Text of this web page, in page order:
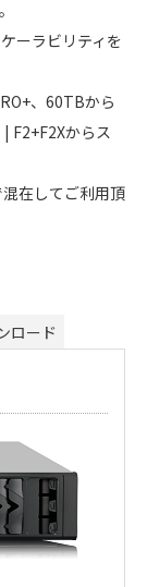
ーラビリティを
、60TBから
F2+F2Xからス
在してご利用頂
ロード